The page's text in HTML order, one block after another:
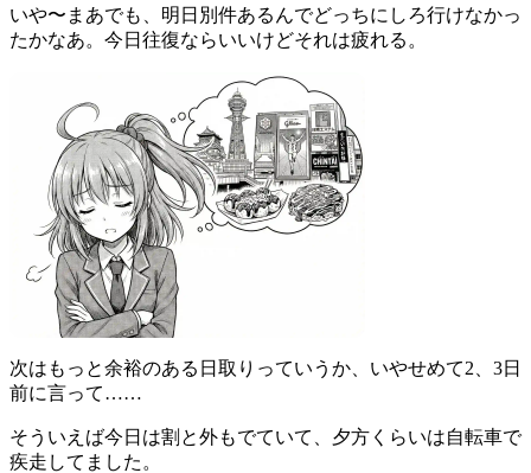
いや〜まあでも、明日別件あるんでどっちにしろ行けなかっ
たかなあ。今日往復ならいいけどそれは疲れる。
次はもっと余裕のある日取りっていうか、いやせめて2、3日
前に言って……
そういえば今日は割と外もでていて、夕方くらいは自転車で
疾走してました。